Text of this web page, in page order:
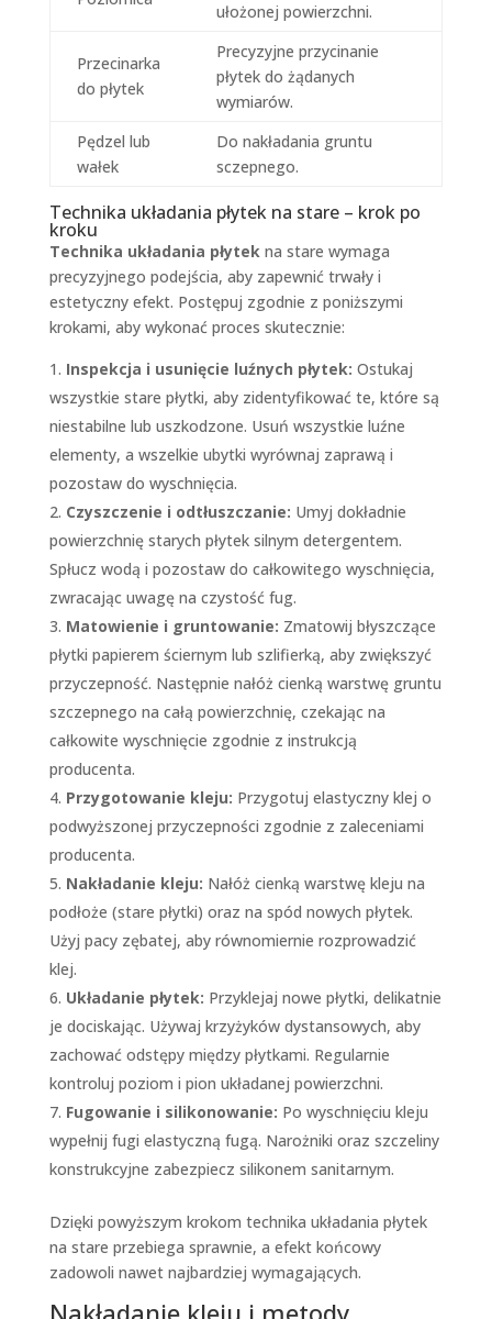
ułożonej powierzchni.
Przecinarka
do płytek
Precyzyjne przycinanie
płytek do żądanych
wymiarów.
Pędzel lub
wałek
Do nakładania gruntu
sczepnego.
Technika układania płytek na stare – krok po
kroku
Technika układania płytekna stare wymaga
precyzyjnego podejścia, aby zapewnić trwały i
estetyczny efekt. Postępuj zgodnie z poniższymi
krokami, aby wykonać proces skutecznie:
Inspekcja i usunięcie luźnych płytek: Ostukaj
wszystkie stare płytki, aby zidentyfikować te, które są
niestabilne lub uszkodzone. Usuń wszystkie luźne
elementy, a wszelkie ubytki wyrównaj zaprawą i
pozostaw do wyschnięcia.
Czyszczenie i odtłuszczanie: Umyj dokładnie
powierzchnię starych płytek silnym detergentem.
Spłucz wodą i pozostaw do całkowitego wyschnięcia,
zwracając uwagę na czystość fug.
Matowienie i gruntowanie: Zmatowij błyszczące
płytki papierem ściernym lub szlifierką, aby zwiększyć
przyczepność. Następnie nałóż cienką warstwę gruntu
szczepnego na całą powierzchnię, czekając na
całkowite wyschnięcie zgodnie z instrukcją
producenta.
Przygotowanie kleju: Przygotuj elastyczny klej o
podwyższonej przyczepności zgodnie z zaleceniami
producenta.
Nakładanie kleju: Nałóż cienką warstwę kleju na
podłoże (stare płytki) oraz na spód nowych płytek.
Użyj pacy zębatej, aby równomiernie rozprowadzić
klej.
Układanie płytek: Przyklejaj nowe płytki, delikatnie
je dociskając. Używaj krzyżyków dystansowych, aby
zachować odstępy między płytkami. Regularnie
kontroluj poziom i pion układanej powierzchni.
Fugowanie i silikonowanie: Po wyschnięciu kleju
wypełnij fugi elastyczną fugą. Narożniki oraz szczeliny
konstrukcyjne zabezpiecz silikonem sanitarnym.
Dzięki powyższym krokom technika układania płytek
na stare przebiega sprawnie, a efekt końcowy
zadowoli nawet najbardziej wymagających.
Nakładanie kleju i metody